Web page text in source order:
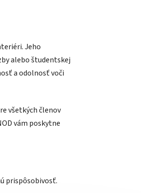
Jeho
alebo študentskej
a odolnosť voči
všetkých členov
vám poskytne
prispôsobivosť.